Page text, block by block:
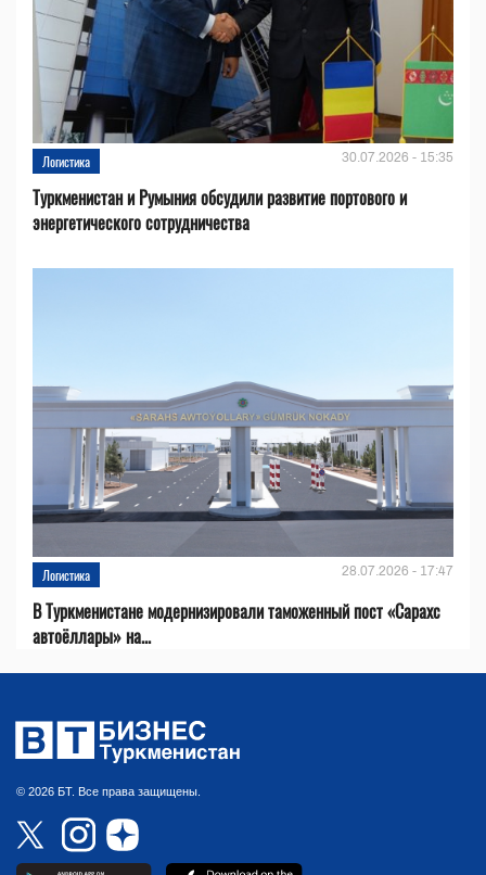
Логистика 30.07.2026 - 15:35
Туркменистан и Румыния обсудили развитие портового и
энергетического сотрудничества
Логистика 28.07.2026 - 17:47
В Туркменистане модернизировали таможенный пост «Сарахс
автоёллары» на...
© 2026 БТ. Все права защищены.